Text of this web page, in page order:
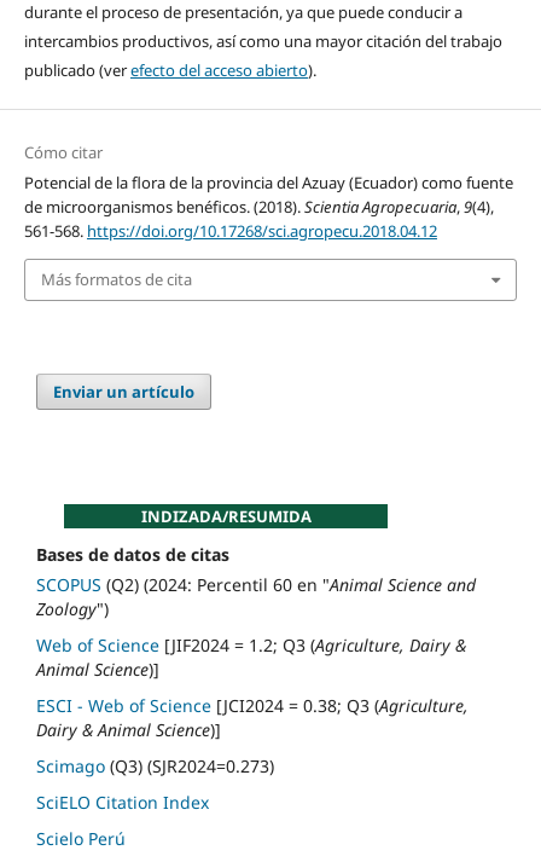
durante el proceso de presentación, ya que puede conducir a
intercambios productivos, así como una mayor citación del trabajo
publicado (verefecto del acceso abierto).
Cómo citar
Potencial de la flora de la provincia del Azuay (Ecuador) como fuente
de microorganismos benéficos. (2018).Scientia Agropecuaria,9(4),
561-568. https://doi.org/10.17268/sci.agropecu.2018.04.12
Más formatos de cita
Enviar un artículo
INDIZADA/RESUMIDA
Bases de datos de citas
SCOPUS (Q2) (2024: Percentil 60 en "Animal Science and
Zoology")
Web of Science [JIF2024 = 1.2; Q3 (Agriculture, Dairy &
Animal Science)]
ESCI - Web of Science [JCI2024 = 0.38; Q3 (Agriculture,
Dairy & Animal Science)]
Scimago (Q3) (SJR2024=0.273)
SciELO Citation Index
Scielo Perú